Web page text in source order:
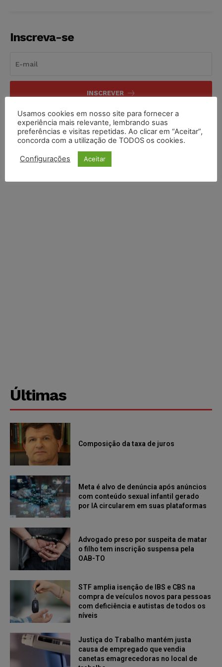
Inscreva-se
INSCREVER
Li e aceito aPolítica de Privacidade.
Últimas
Composição da taxa de juros
Meta é alvo de denúncia após anúncios
com conteúdo sexual infantil gerado
por IA circularem em suas plataformas
Advogado preso por suspeita de matar
o filho tem inscrição suspensa pela
OAB-TO
STF amplia isenção de IBS e CBS na
compra de veículos novos para pessoas
com deficiência e autistas de todos os
níveis
Justiça do Trabalho mantém justa
causa de empregado que vendia
canetas emagrecedoras no local de
Usamos cookies em nosso site para fornecer a
experiência mais relevante, lembrando suas
preferências e visitas repetidas. Ao clicar em “Aceitar”,
concorda com a utilização de TODOS os cookies.
Configurações Aceitar